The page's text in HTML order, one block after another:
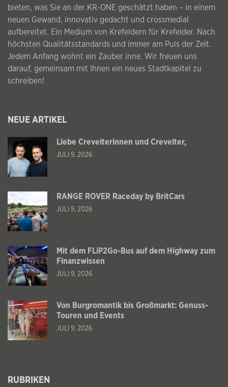
bieten, was Sie an der KR-ONE geschätzt haben – in einem
neuen Gewand, innovativ gedacht und crossmedial
aufbereitet. Ein Medium von Krefeldern für Krefelder. Nach
höchsten Qualitätsstandards und immer am Puls der Zeit.
Jedem Anfang wohnt ein Zauber inne. Wir freuen uns
darauf, gemeinsam mit Ihnen ein neues Stadtkapitel zu
schreiben!
NEUE ARTIKEL
Liebe Crevelterinnen und Crevelter,
JULI 9, 2026
RANGE ROVER Raceday by BritCars
JULI 9, 2026
Mit dem FLiP2Go-Bus auf dem Highway zum
Finanzwissen
JULI 9, 2026
Von Burgromantik bis Großmarkt: Genuss-
Touren und Events
JULI 9, 2026
RUBRIKEN